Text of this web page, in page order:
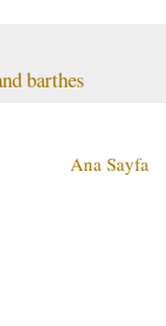
barthes
Ana Sayfa